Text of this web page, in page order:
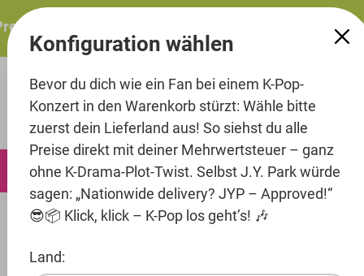
springen
ITZY – ITZY 3RD WORLD TOUR “TUNNEL
0
Music CD's
Konfiguration wählen
Bevor du dich wie ein Fan bei einem K-Pop-
Konzert in den Warenkorb stürzt: Wähle bitte
zuerst dein Lieferland aus! So siehst du alle
Preise direkt mit deiner Mehrwertsteuer – ganz
ohne K-Drama-Plot-Twist. Selbst J.Y. Park würde
sagen: „Nationwide delivery? JYP – Approved!“
😎📦 Klick, klick – K-Pop los geht’s! 🎶
Land: